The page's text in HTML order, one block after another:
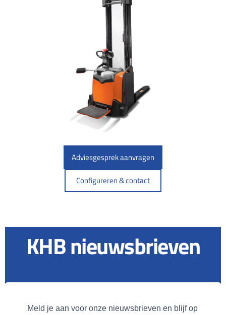
Adviesgesprek aanvragen
Configureren & contact
KHB nieuwsbrieven
Meld je aan voor onze nieuwsbrieven en blijf op